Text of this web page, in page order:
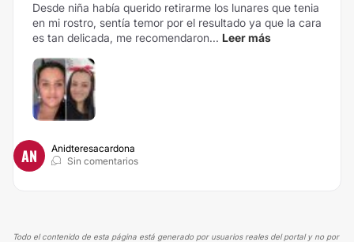
Desde niña había querido retirarme los lunares que tenia
en mi rostro, sentía temor por el resultado ya que la cara
es tan delicada, me recomendaron... Leer más
AN
Anidteresacardona
Sin comentarios
Todo el contenido de esta página está generado por usuarios reales del portal y no por